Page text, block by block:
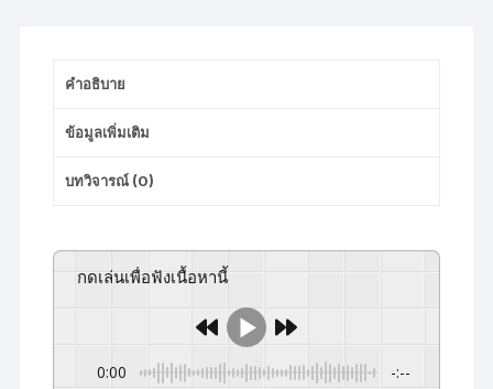
คำอธิบาย
ข้อมูลเพิ่มเติม
บทวิจารณ์ (0)
กดเล่นเพื่อฟังเนื้อหานี้
0:00 -:--